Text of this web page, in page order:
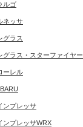
ルゴ
ネッサ
グラス
グラス・スターファイヤー
ーレル
ンプレッサ
ンプレッサWRX